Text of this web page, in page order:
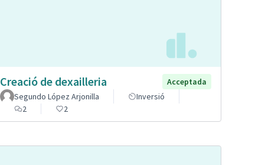
Creació de dexailleria
Acceptada
Segundo López Arjonilla
Inversió
2
2